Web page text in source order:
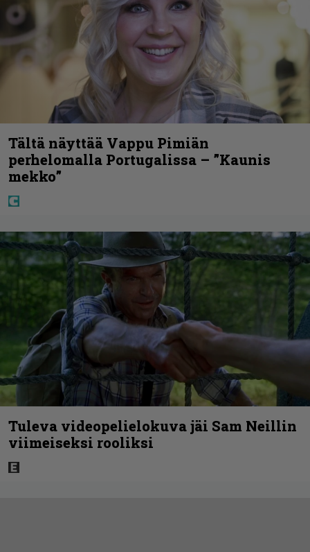
Tältä näyttää Vappu Pimiän
perhelomalla Portugalissa – ”Kaunis
mekko”
Tuleva videopelielokuva jäi Sam Neillin
viimeiseksi rooliksi